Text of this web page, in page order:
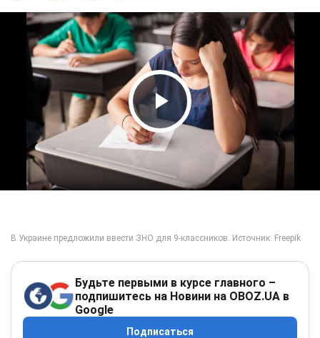
Play Video
Будьте первыми в курсе главного –
подпишитесь на Новини на OBOZ.UA в
Google
Подписаться